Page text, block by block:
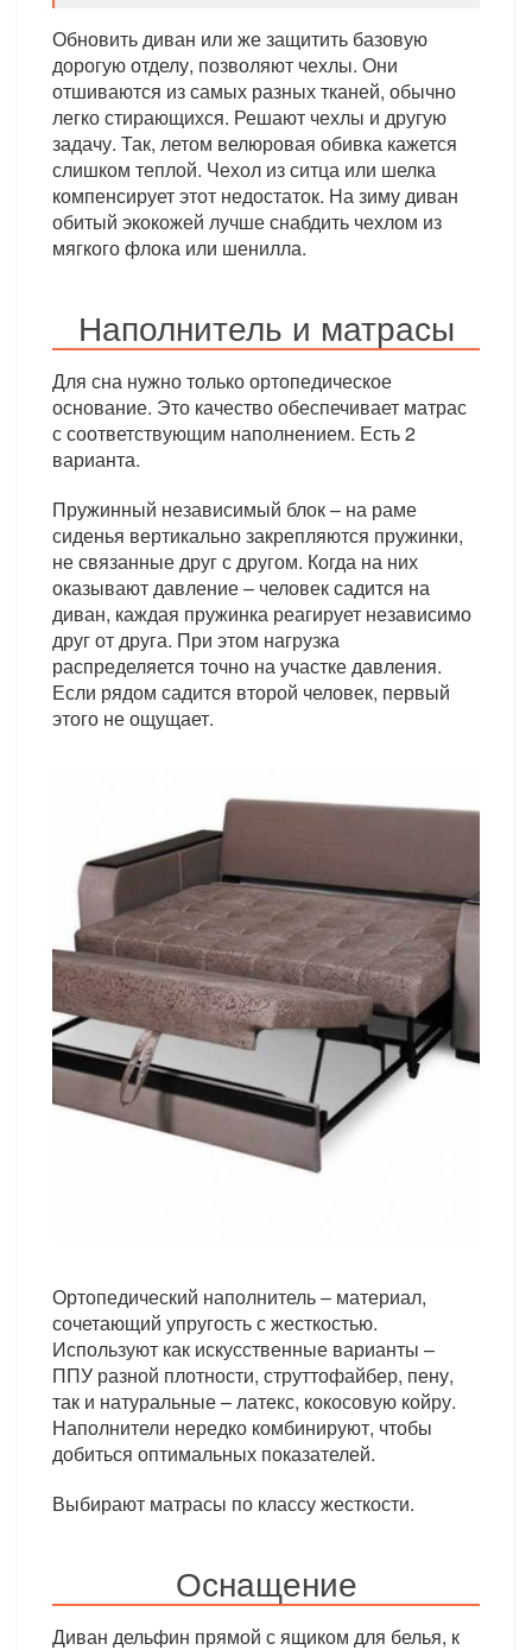
Обновить диван или же защитить базовую
дорогую отделу, позволяют чехлы. Они
отшиваются из самых разных тканей, обычно
легко стирающихся. Решают чехлы и другую
задачу. Так, летом велюровая обивка кажется
слишком теплой. Чехол из ситца или шелка
компенсирует этот недостаток. На зиму диван
обитый экокожей лучше снабдить чехлом из
мягкого флока или шенилла.
Наполнитель и матрасы
Для сна нужно только ортопедическое
основание. Это качество обеспечивает матрас
с соответствующим наполнением. Есть 2
варианта.
Пружинный независимый блок – на раме
сиденья вертикально закрепляются пружинки,
не связанные друг с другом. Когда на них
оказывают давление – человек садится на
диван, каждая пружинка реагирует независимо
друг от друга. При этом нагрузка
распределяется точно на участке давления.
Если рядом садится второй человек, первый
этого не ощущает.
Ортопедический наполнитель – материал,
сочетающий упругость с жесткостью.
Используют как искусственные варианты –
ППУ разной плотности, струттофайбер, пену,
так и натуральные – латекс, кокосовую койру.
Наполнители нередко комбинируют, чтобы
добиться оптимальных показателей.
Выбирают матрасы по классу жесткости.
Оснащение
Диван дельфин прямой с ящиком для белья, к